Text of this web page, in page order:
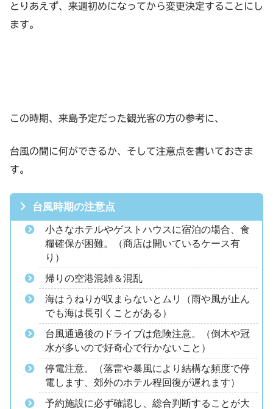
とりあえず、来週初めになってから変更決定することにし
ます。
この時期、来島予定だった観光客の方の参考に、
台風の間に何ができるか、そして注意点を書いておきま
す。
台風時期の注意点
小さなホテルやゲストハウスに宿泊の場合、食
糧確保が困難。（商店は開いているケース有
り）
帰りの空港混雑＆混乱
海はうねりが収まらないとムリ（雨や風が止ん
でも海は長引くことがある）
台風通過後のドライブは危険注意。（倒木や冠
水が多いので好奇心で行かないこと）
停電注意。（落雷や暴風により結構な頻度で停
電します、郊外のホテル程回復が遅れます）
予約施設に必ず確認し、総合判断することが大